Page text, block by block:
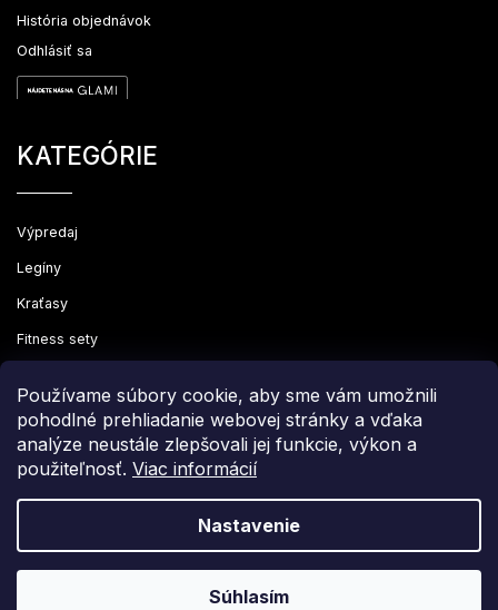
Používame súbory cookie, aby sme vám umožnili
pohodlné prehliadanie webovej stránky a vďaka
analýze neustále zlepšovali jej funkcie, výkon a
použiteľnosť. Viac informácií
Nastavenie
Súhlasím
História objednávok
Odhlásiť sa
KATEGÓRIE
Výpredaj
Legíny
Kraťasy
Fitness sety
Vytvoril Shoptet